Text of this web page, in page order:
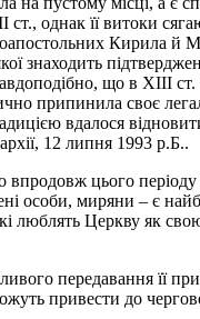
однак її витоки
Кирила й
знаходить
що в XIII ст.
припинила своє
вдалося
12 липня 1993 р.Б..
впродовж цього періоду
особи, миряни – є
люблять Церкву як
передавання її
привести до